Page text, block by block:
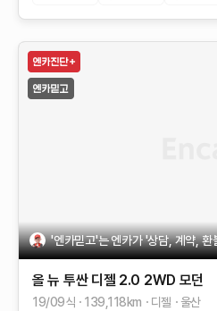
'엔카믿고'는 엔카가 '상담, 계약, 환
올 뉴 투싼 디젤 2.0 2WD 모던
19/09식 139,118km 디젤 울산